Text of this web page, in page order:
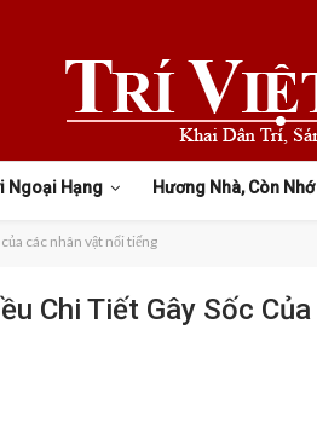
Ngoại Hạng Hương Nhà, Còn
các nhân vật nổi tiếng
Chi Tiết Gây Sốc